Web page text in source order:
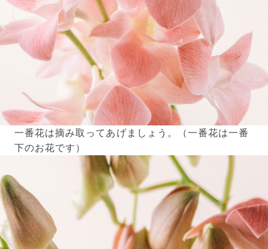
よくある質問
Q. 毎月自動でお花が届くサービスですか？
いいえ、毎月自動でお届けするサービスではありません。好
きな時に好きな花をご注文いただけます。
Q. 配送できないエリアはありますか？
ただいま沖縄・離島エリアへの配送には対応しておりませ
ん。ご了承ください。
Q. 配送日時は指定できますか？
お花をベストなタイミングで発送しているため、お届け日の
指定はできません。受け取り時間帯は、発送後にクロネコヤ
マトのアプリから変更可能です。
一番花は摘み取ってあげましょう。（一番花は一番
下のお花です）